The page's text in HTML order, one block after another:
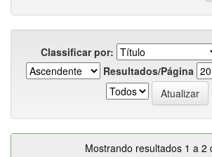
Classificar por:
Resultados/Página
Mostrando resultados 1 a 2